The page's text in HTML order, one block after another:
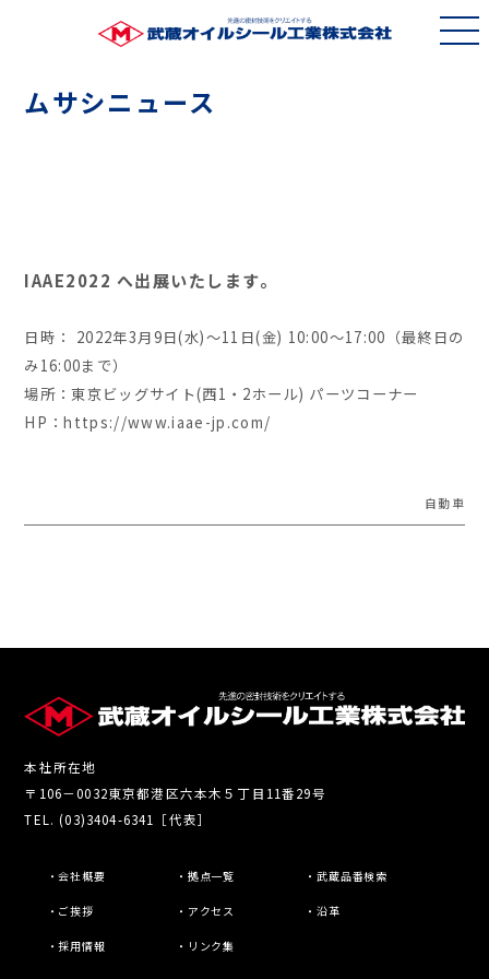
ムサシニュース
IAAE2022 へ出展いたします。
日時： 2022年3月9日(水)～11日(金) 10:00～17:00（最終日の
み16:00まで）
場所：東京ビッグサイト(西1・2ホール) パーツコーナー
HP：https://www.iaae-jp.com/
自動車
本社所在地
〒106－0032東京都港区六本木５丁目11番29号
TEL. (03)3404-6341［代表］
・会社概要 ・拠点一覧 ・武蔵品番検索
・ご挨拶 ・アクセス ・沿革
・採用情報 ・リンク集